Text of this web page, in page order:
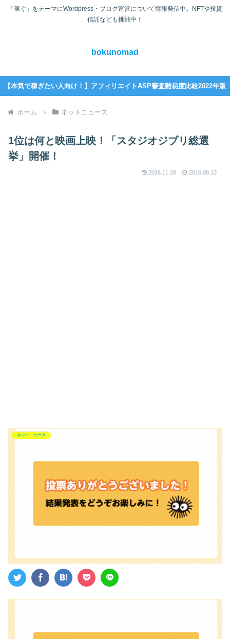
「稼ぐ」をテーマにWordpress・ブログ運営について情報発信中。NFTや投資
信託なども挑戦中！
bokunomad
【本気で稼ぎたい人向け！】アフィリエイトASP審査難易度比較2022年版
ホーム ネットニュース
1位は何と映画上映！「スタジオジブリ総選
挙」開催！
2016.11.28 2016.08.13
ネットニュース